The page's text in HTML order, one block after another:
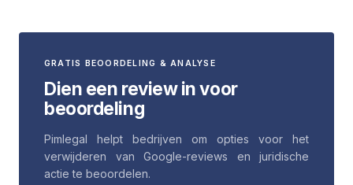
GRATIS BEOORDELING & ANALYSE
Dien een review in voor
beoordeling
Pimlegal helpt bedrijven om opties voor het
verwijderen van Google-reviews en juridische
actie te beoordelen.